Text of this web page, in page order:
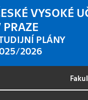
VYSOKÉ
PRAZE
PLÁNY
2026